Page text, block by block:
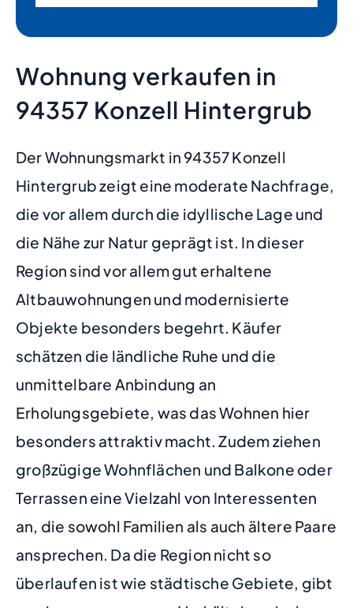
Wohnung verkaufen in
94357 Konzell Hintergrub
Der Wohnungsmarkt in 94357 Konzell
Hintergrub zeigt eine moderate Nachfrage,
die vor allem durch die idyllische Lage und
die Nähe zur Natur geprägt ist. In dieser
Region sind vor allem gut erhaltene
Altbauwohnungen und modernisierte
Objekte besonders begehrt. Käufer
schätzen die ländliche Ruhe und die
unmittelbare Anbindung an
Erholungsgebiete, was das Wohnen hier
besonders attraktiv macht. Zudem ziehen
großzügige Wohnflächen und Balkone oder
Terrassen eine Vielzahl von Interessenten
an, die sowohl Familien als auch ältere Paare
ansprechen. Da die Region nicht so
überlaufen ist wie städtische Gebiete, gibt